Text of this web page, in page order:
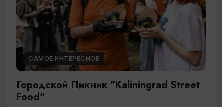
САМОЕ ИНТЕРЕСНОЕ
Городской Пикник "Kaliningrad Street
Food"